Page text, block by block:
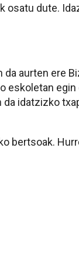
osatu dute.
aurten ere
eskoletan
da idatzizko
bertsoak.